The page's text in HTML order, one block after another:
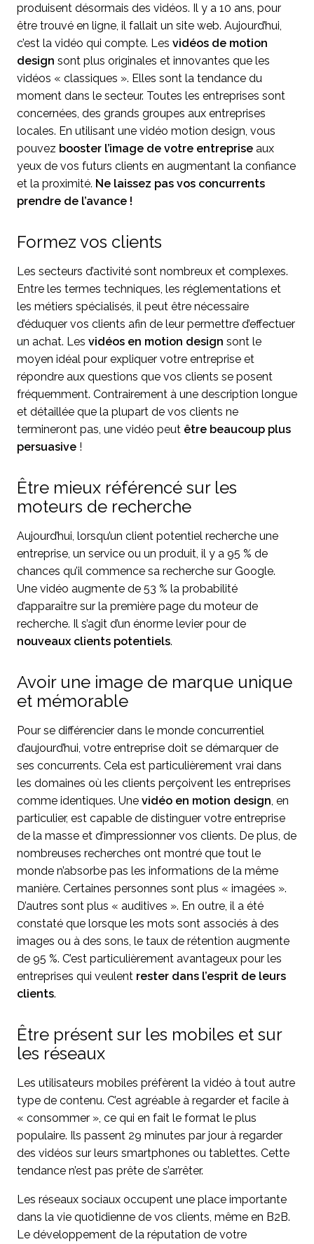
produisent désormais des vidéos. Il y a 10 ans, pour
être trouvé en ligne, il fallait un site web. Aujourd’hui,
c’est la vidéo qui compte. Les vidéos de motion
design sont plus originales et innovantes que les
vidéos « classiques ». Elles sont la tendance du
moment dans le secteur. Toutes les entreprises sont
concernées, des grands groupes aux entreprises
locales. En utilisant une vidéo motion design, vous
pouvez booster l’image de votre entreprise aux
yeux de vos futurs clients en augmentant la confiance
et la proximité. Ne laissez pas vos concurrents
prendre de l’avance !
Formez vos clients
Les secteurs d’activité sont nombreux et complexes.
Entre les termes techniques, les réglementations et
les métiers spécialisés, il peut être nécessaire
d’éduquer vos clients afin de leur permettre d’effectuer
un achat. Les vidéos en motion design sont le
moyen idéal pour expliquer votre entreprise et
répondre aux questions que vos clients se posent
fréquemment. Contrairement à une description longue
et détaillée que la plupart de vos clients ne
termineront pas, une vidéo peut être beaucoup plus
persuasive !
Être mieux référencé sur les
moteurs de recherche
Aujourd’hui, lorsqu’un client potentiel recherche une
entreprise, un service ou un produit, il y a 95 % de
chances qu’il commence sa recherche sur Google.
Une vidéo augmente de 53 % la probabilité
d’apparaître sur la première page du moteur de
recherche. Il s’agit d’un énorme levier pour de
nouveaux clients potentiels.
Avoir une image de marque unique
et mémorable
Pour se différencier dans le monde concurrentiel
d’aujourd’hui, votre entreprise doit se démarquer de
ses concurrents. Cela est particulièrement vrai dans
les domaines où les clients perçoivent les entreprises
comme identiques. Une vidéo en motion design, en
particulier, est capable de distinguer votre entreprise
de la masse et d’impressionner vos clients. De plus, de
nombreuses recherches ont montré que tout le
monde n’absorbe pas les informations de la même
manière. Certaines personnes sont plus « imagées ».
D’autres sont plus « auditives ». En outre, il a été
constaté que lorsque les mots sont associés à des
images ou à des sons, le taux de rétention augmente
de 95 %. C’est particulièrement avantageux pour les
entreprises qui veulent rester dans l’esprit de leurs
clients.
Être présent sur les mobiles et sur
les réseaux
Les utilisateurs mobiles préfèrent la vidéo à tout autre
type de contenu. C’est agréable à regarder et facile à
« consommer », ce qui en fait le format le plus
populaire. Ils passent 29 minutes par jour à regarder
des vidéos sur leurs smartphones ou tablettes. Cette
tendance n’est pas prête de s’arrêter.
Les réseaux sociaux occupent une place importante
dans la vie quotidienne de vos clients, même en B2B.
Le développement de la réputation de votre